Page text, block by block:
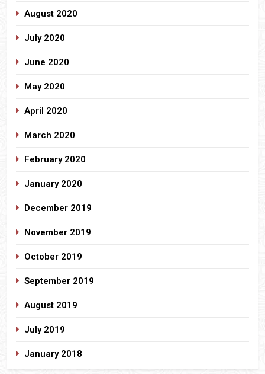
August 2020
July 2020
June 2020
May 2020
April 2020
March 2020
February 2020
January 2020
December 2019
November 2019
October 2019
September 2019
August 2019
July 2019
January 2018